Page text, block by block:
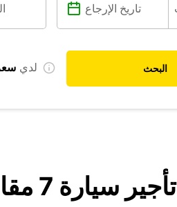
لدي البحث
تأجير سيارة 7 مقاعد : استأجر سيارة 7 مقاعد مع يوروب كار